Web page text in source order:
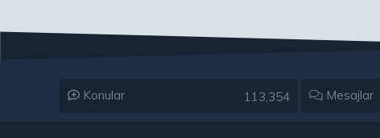
Konular 113,354 Mesajlar